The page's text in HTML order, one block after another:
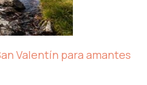
Valentín para amantes